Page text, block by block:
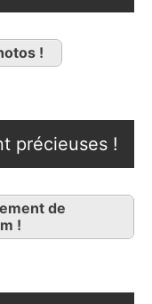
!
précieuses !
de
!